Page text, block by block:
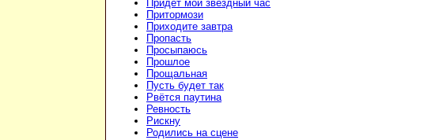
Придёт мой звёздный час
Притормози
Приходите завтра
Пропасть
Просыпаюсь
Прошлое
Прощальная
Пусть будет так
Рвётся паутина
Ревность
Рискну
Родились на сцене